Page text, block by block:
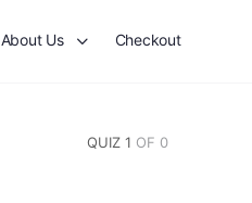
About Us Checkout
QUIZ 1 OF 0